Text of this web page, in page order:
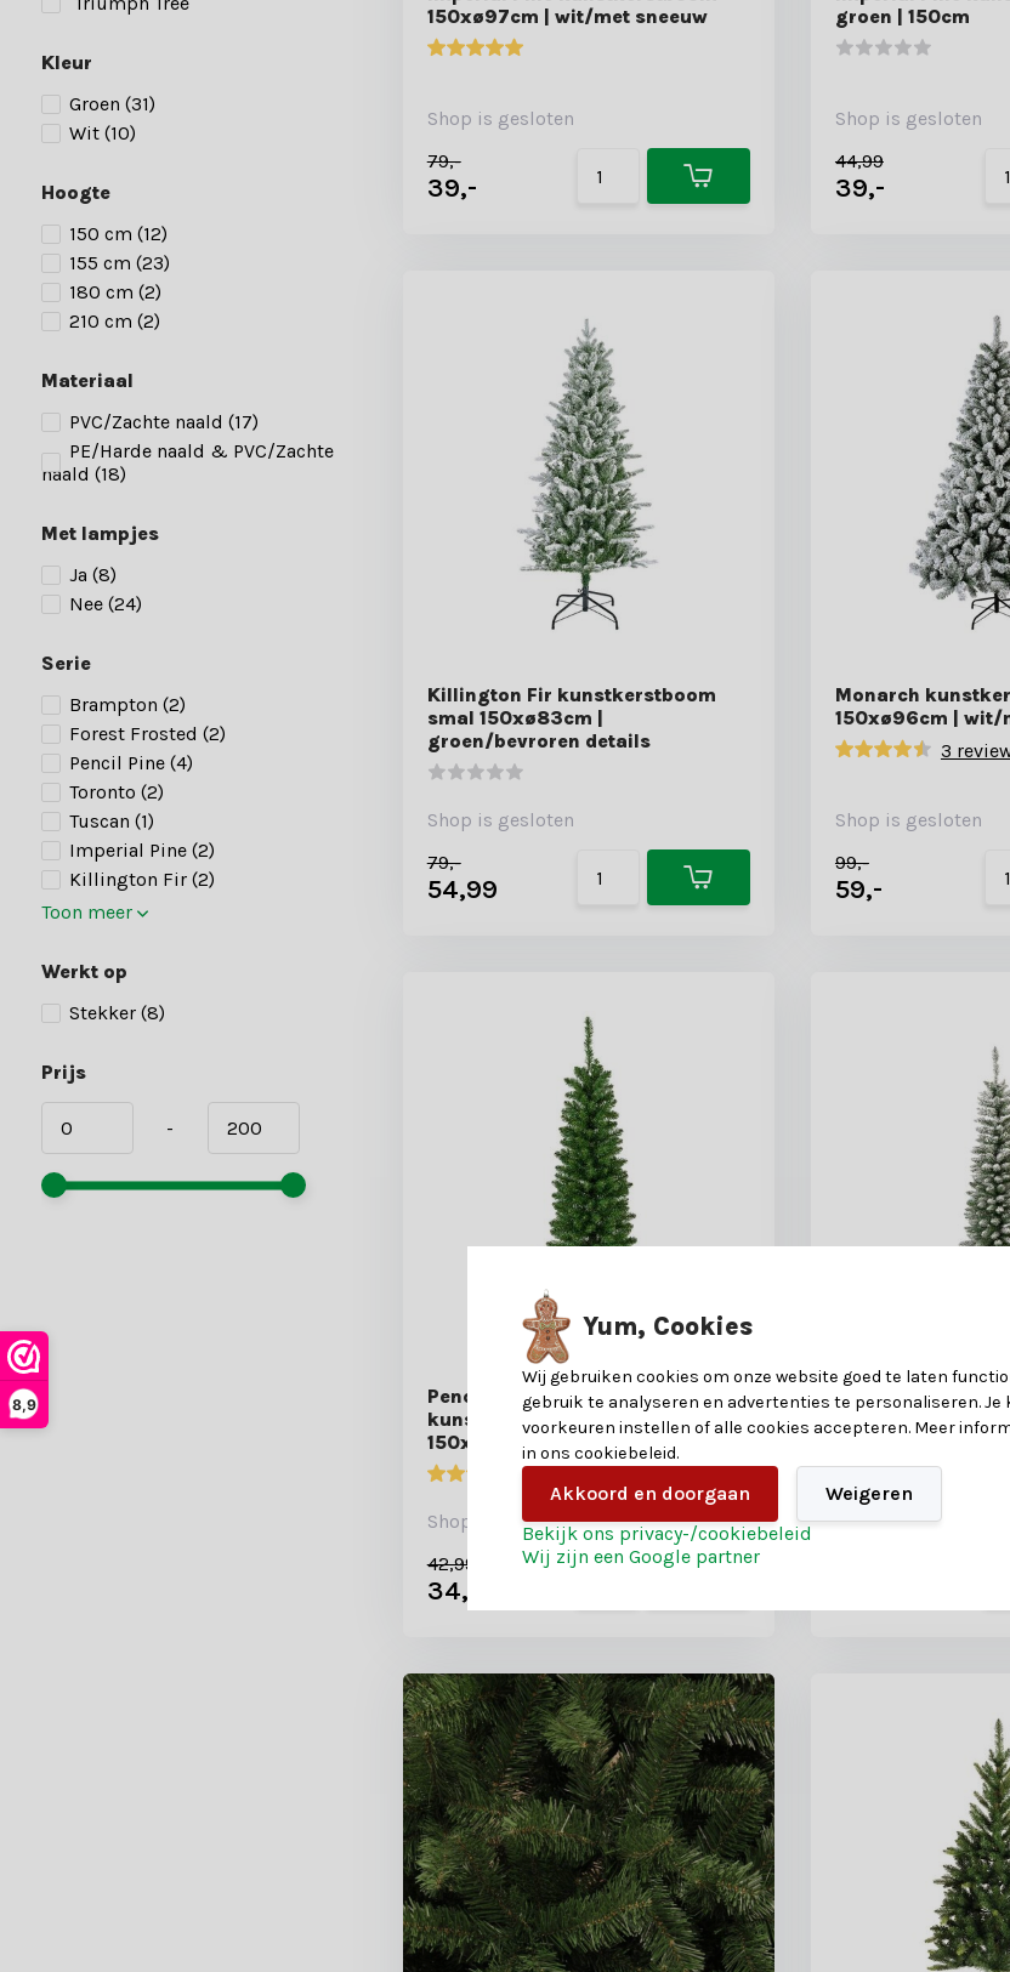
8,9
Kleur
Groen (31)
Wit (10)
Hoogte
150 cm (12)
155 cm (23)
180 cm (2)
210 cm (2)
Materiaal
PVC/Zachte naald (17)
PE/Harde naald & PVC/Zachte
naald (18)
Met lampjes
Ja (8)
Nee (24)
Serie
Brampton (2)
Forest Frosted (2)
Pencil Pine (4)
Toronto (2)
Tuscan (1)
Imperial Pine (2)
Killington Fir (2)
Toon meer
Werkt op
Stekker (8)
Prijs
-
150xø97cm | wit/met sneeuw
Shop is gesloten
79,-
39,-
groen | 150cm
Shop is gesloten
44,99
39,-
Killington Fir kunstkerstboom
smal 150xø83cm |
groen/bevroren details
Shop is gesloten
79,-
54,99
Monarch
150xø96cm | wit/
3
Shop is gesloten
99,-
59,-
Pencil Pine Classic
kunstkerstboom smal
150xø45cm | groen
Shop is gesloten
42,99
34,99
Pencil Pine Snowy
kunstkerstboom
150xø45cm | wit/
18
Shop is gesloten
Yum, Cookies
Wij gebruiken cookies om onze website goed te laten
gebruik te analyseren en advertenties te personaliseren. Je
voorkeuren instellen of alle cookies accepteren. Meer
in ons cookiebeleid.
Akkoord en doorgaan
Weigeren
Bekijk ons privacy-/cookiebeleid
Wij zijn een Google partner